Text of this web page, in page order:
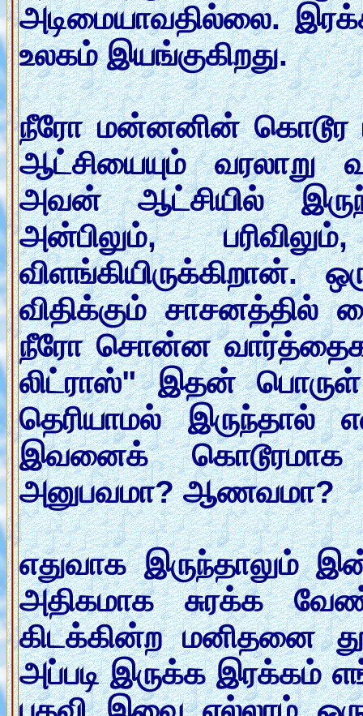
அடிமையாவதில்லை.
உலகம் இயங்குகிறது.
நீரோ மன்னனின் கொடூர
ஆட்சியையும் வரலாறு
அவன் ஆட்சியில்
அன்பிலும்,
விதிக்கும் சாசனத்தில்
நீரோ சொன்ன
லிட்ராஸ்" இதன் பொருள்
தெரியாமல் இருந்தால்
இவனைக் கொடூரமாக
அனுபவமா? ஆணவமா?
எதுவாக இருந்தாலும்
அதிகமாக சுரக்க
கிடக்கின்ற மனிதனை
அப்படி இருக்க இரக்கம்